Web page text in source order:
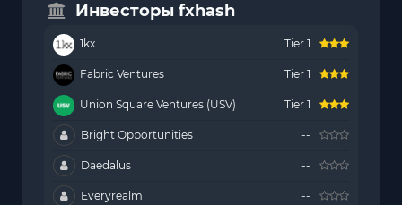
Инвесторы fxhash
1kx Tier 1
Fabric Ventures Tier 1
Union Square Ventures (USV) Tier 1
Bright Opportunities --
Daedalus --
Everyrealm --